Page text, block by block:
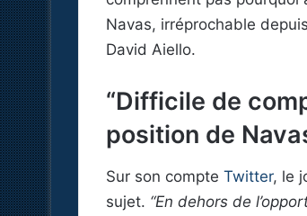
Navas, irréprochable
David Aiello.
“Difficile de
position de
Sur son compte Twitter, le
sujet. “En dehors de